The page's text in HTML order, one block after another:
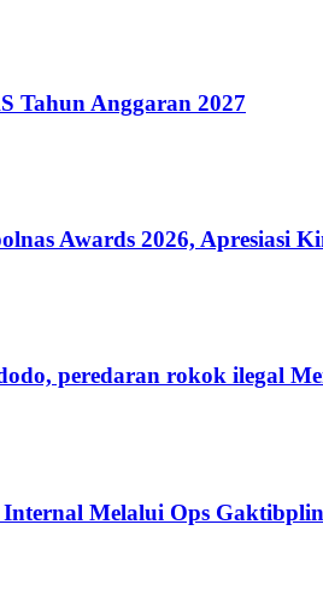
Tahun Anggaran 2027
Awards 2026, Apresiasi
peredaran rokok ilegal
Melalui Ops